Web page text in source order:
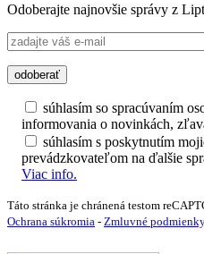
Odoberajte najnovšie správy z
súhlasím so spracúvaním
informovania o novinkách,
súhlasím s poskytnutím
prevádzkovateľom na ďalšie
Viac info.
Táto stránka je chránená testom
Ochrana súkromia - Zmluvné